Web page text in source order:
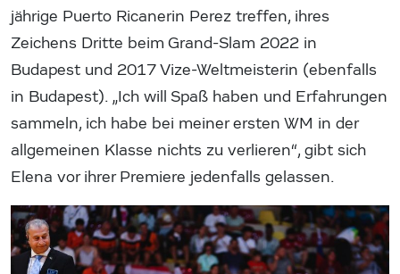
jährige Puerto Ricanerin Perez treffen, ihres
Zeichens Dritte beim Grand-Slam 2022 in
Budapest und 2017 Vize-Weltmeisterin (ebenfalls
in Budapest). „Ich will Spaß haben und Erfahrungen
sammeln, ich habe bei meiner ersten WM in der
allgemeinen Klasse nichts zu verlieren“, gibt sich
Elena vor ihrer Premiere jedenfalls gelassen.